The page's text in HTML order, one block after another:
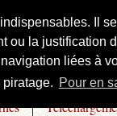
Il
la
liées à
Pour en